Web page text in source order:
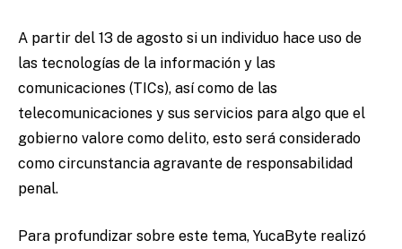
A partir del 13 de agosto si un individuo hace uso de
las tecnologías de la información y las
comunicaciones (TICs), así como de las
telecomunicaciones y sus servicios para algo que el
gobierno valore como delito, esto será considerado
como circunstancia agravante de responsabilidad
penal.
Para profundizar sobre este tema, YucaByte realizó